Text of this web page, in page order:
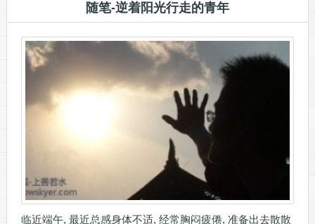
随笔-逆着阳光行走的青年
临近端午, 最近总感身体不适, 经常胸闷疲倦, 准备出去散散